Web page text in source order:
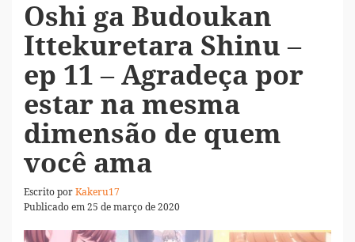
Oshi ga Budoukan
Ittekuretara Shinu –
ep 11 – Agradeça por
estar na mesma
dimensão de quem
você ama
Escrito porKakeru17
Publicado em 25 de março de 2020